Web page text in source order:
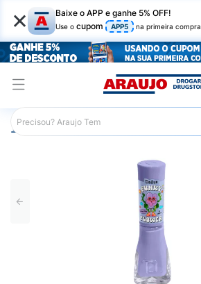
× Baixe o APP e ganhe 5% OFF!
Use o cupom APP5 na primeira compra
Araujo Beleza e Cuidados